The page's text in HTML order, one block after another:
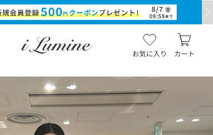
お気に入り カート